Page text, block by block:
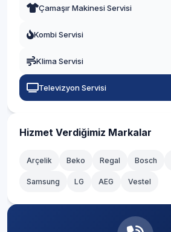
Çamaşır Makinesi Servisi
Kombi Servisi
Klima Servisi
Televizyon Servisi
Hizmet Verdiğimiz Markalar
Arçelik Beko Regal Bosch
Samsung LG AEG Vestel